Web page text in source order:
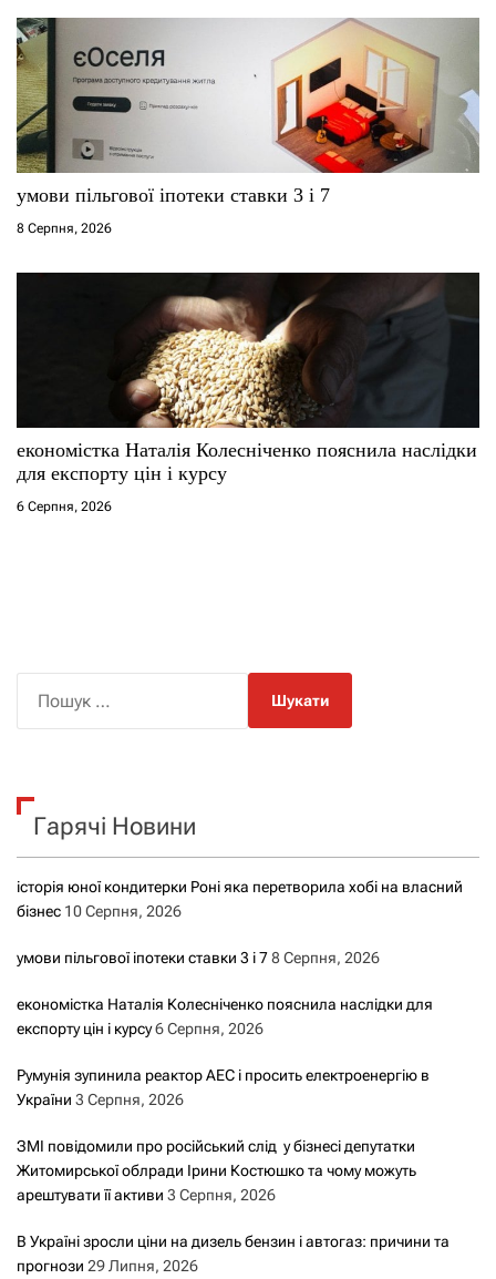
умови пільгової іпотеки ставки 3 і 7
8 Серпня, 2026
економістка Наталія Колесніченко пояснила наслідки
для експорту цін і курсу
6 Серпня, 2026
к
Гарячі Новини
історія юної кондитерки Роні яка перетворила хобі на власний
бізнес 10 Серпня, 2026
умови пільгової іпотеки ставки 3 і 78 Серпня, 2026
економістка Наталія Колесніченко пояснила наслідки для
експорту цін і курсу6 Серпня, 2026
Румунія зупинила реактор АЕС і просить електроенергію в
України 3 Серпня, 2026
ЗМІ повідомили про російський слід у бізнесі депутатки
Житомирської облради Ірини Костюшко та чому можуть
арештувати її активи 3 Серпня, 2026
В Україні зросли ціни на дизель бензин і автогаз: причини та
прогнози 29 Липня, 2026